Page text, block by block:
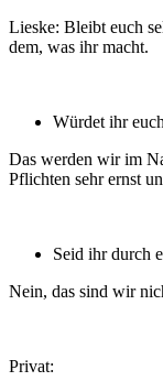
Lieske: Bleibt euch
dem, was ihr macht.
Würdet ihr
Das werden wir im
Pflichten sehr ernst
Seid ihr durch
Nein, das sind wir
Privat: